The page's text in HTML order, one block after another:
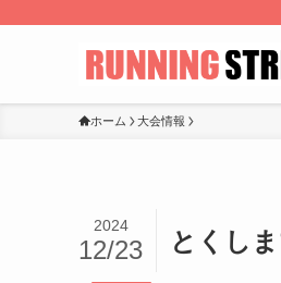
ホーム 大会情報
とくし
2024
12/23